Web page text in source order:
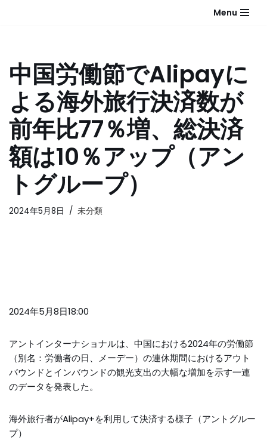
ン
へ
ス
キ
ッ
プ
Menu
中国労働節でAlipayに
よる海外旅行決済数が
前年比77％増、総決済
額は10％アップ（アン
トグループ）
2024年5月8日 未分類
2024年5月8日18:00
アントインターナショナルは、中国における2024年の労働節
（別名：労働者の日、メーデー）の連休期間におけるアウト
バウンドとインバウンドの観光支出の大幅な増加を示す一連
のデータを発表した。
海外旅行者がAlipay+を利用して決済する様子（アントグルー
プ）